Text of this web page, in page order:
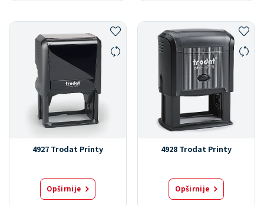
4927 Trodat Printy
Opširnije
4928 Trodat Printy
Opširnije